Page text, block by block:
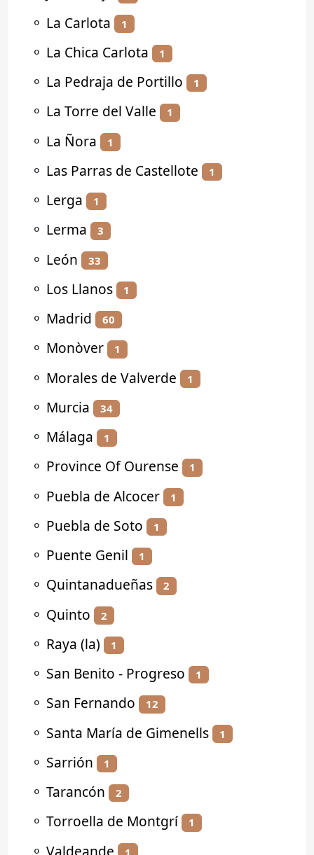
⚬ La Carlota 1
⚬ La Chica Carlota 1
⚬ La Pedraja de Portillo 1
⚬ La Torre del Valle 1
⚬ La Ñora 1
⚬ Las Parras de Castellote 1
⚬ Lerga 1
⚬ Lerma 3
⚬ León 33
⚬ Los Llanos 1
⚬ Madrid 60
⚬ Monòver 1
⚬ Morales de Valverde 1
⚬ Murcia 34
⚬ Málaga 1
⚬ Province Of Ourense 1
⚬ Puebla de Alcocer 1
⚬ Puebla de Soto 1
⚬ Puente Genil 1
⚬ Quintanadueñas 2
⚬ Quinto 2
⚬ Raya (la) 1
⚬ San Benito - Progreso 1
⚬ San Fernando 12
⚬ Santa María de Gimenells 1
⚬ Sarrión 1
⚬ Tarancón 2
⚬ Torroella de Montgrí 1
⚬ Valdeande 1